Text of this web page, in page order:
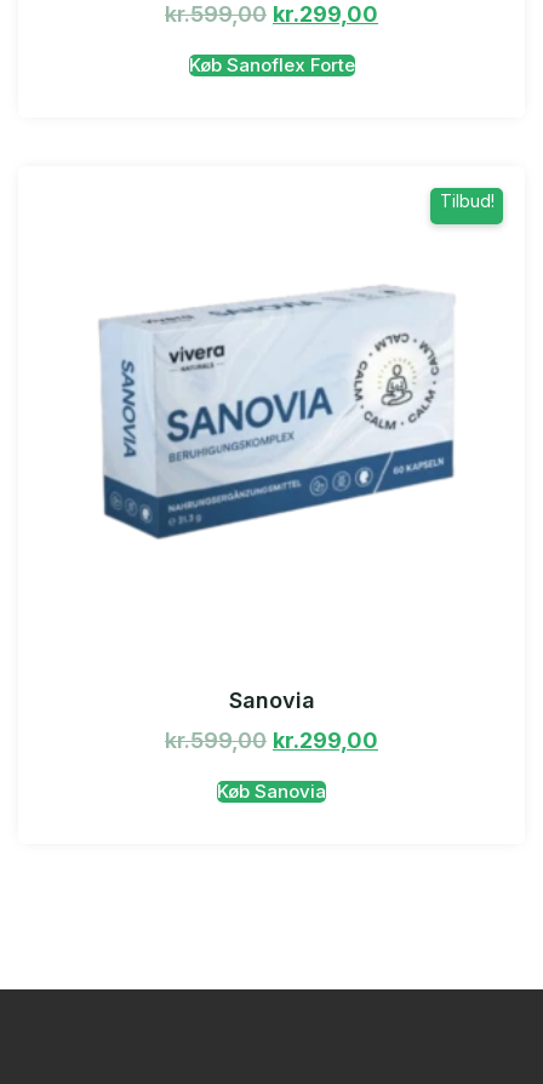
kr.599,00 kr.299,00
Køb Sanoflex Forte
Tilbud!
Sanovia
kr.599,00 kr.299,00
Køb Sanovia